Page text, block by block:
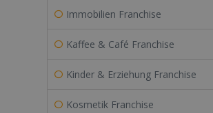
Immobilien Franchise
Kaffee & Café Franchise
Kinder & Erziehung Franchise
Kosmetik Franchise